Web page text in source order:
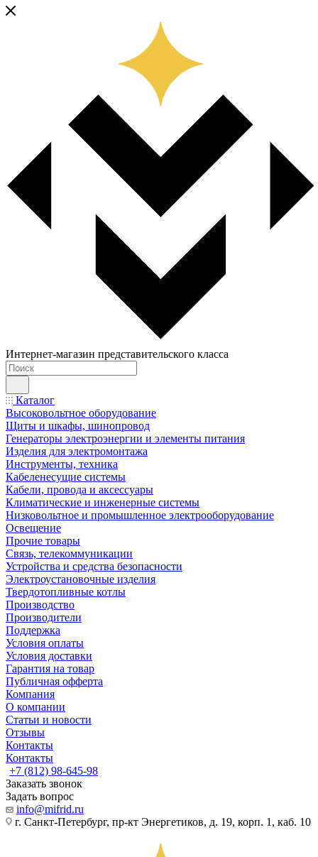
Интернет-магазин представительского класса
Каталог
Высоковольтное оборудование
Щиты и шкафы, шинопровод
Генераторы электроэнергии и элементы питания
Изделия для электромонтажа
Инструменты, техника
Кабеленесущие системы
Кабели, провода и аксессуары
Климатические и инженерные системы
Низковольтное и промышленное электрооборудование
Освещение
Прочие товары
Связь, телекоммуникации
Устройства и средства безопасности
Электроустановочные изделия
Твердотопливные котлы
Производство
Производители
Поддержка
Условия оплаты
Условия доставки
Гарантия на товар
Публичная офферта
Компания
О компании
Статьи и новости
Отзывы
Контакты
Контакты
+7 (812) 98-645-98
Заказать звонок
Задать вопрос
info@mifrid.ru
г. Санкт-Петербург, пр-кт Энергетиков, д. 19, корп. 1, каб. 10